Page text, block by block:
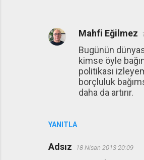
YANITLA
Mahfi Eğilmez
Bugünün
kimse öyle
politikası
borçluluk
daha da artırır.
Adsız 18 Nisan 2013 20:09